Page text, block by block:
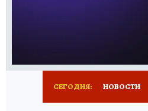
СЕГОДНЯ: НОВОСТИ